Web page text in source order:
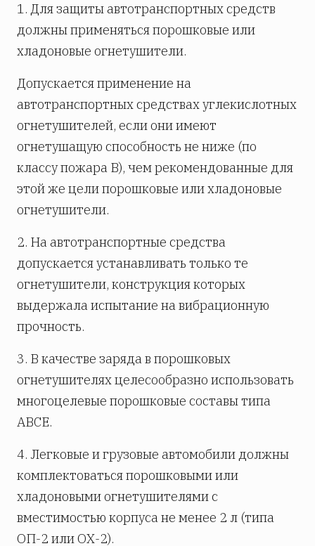
1. Для защиты автотранспортных средств
должны применяться порошковые или
хладоновые огнетушители.
Допускается применение на
автотранспортных средствах углекислотных
огнетушителей, если они имеют
огнетушащую способность не ниже (по
классу пожара В), чем рекомендованные для
этой же цели порошковые или хладоновые
огнетушители.
2. На автотранспортные средства
допускается устанавливать только те
огнетушители, конструкция которых
выдержала испытание на вибрационную
прочность.
3. В качестве заряда в порошковых
огнетушителях целесообразно использовать
многоцелевые порошковые составы типа
АВСЕ.
4. Легковые и грузовые автомобили должны
комплектоваться порошковыми или
хладоновыми огнетушителями с
вместимостью корпуса не менее 2 л (типа
ОП-2 или ОХ-2).